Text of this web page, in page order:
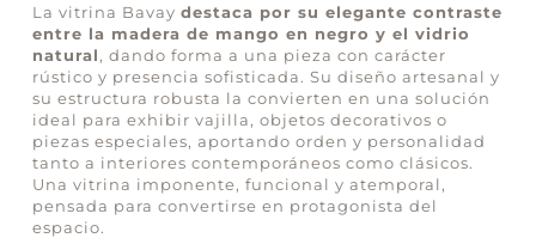
La vitrina Bavay destaca por su elegante contraste
entre la madera de mango en negro y el vidrio
natural, dando forma a una pieza con carácter
rústico y presencia sofisticada. Su diseño artesanal y
su estructura robusta la convierten en una solución
ideal para exhibir vajilla, objetos decorativos o
piezas especiales, aportando orden y personalidad
tanto a interiores contemporáneos como clásicos.
Una vitrina imponente, funcional y atemporal,
pensada para convertirse en protagonista del
espacio.